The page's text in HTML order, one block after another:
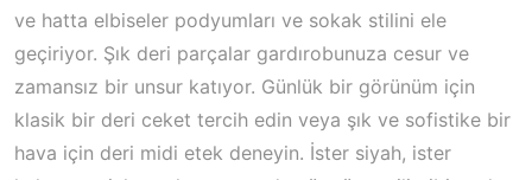
ve hatta elbiseler podyumları ve sokak stilini ele
geçiriyor. Şık deri parçalar gardırobunuza cesur ve
zamansız bir unsur katıyor. Günlük bir görünüm için
klasik bir deri ceket tercih edin veya şık ve sofistike bir
hava için deri midi etek deneyin. İster siyah, ister